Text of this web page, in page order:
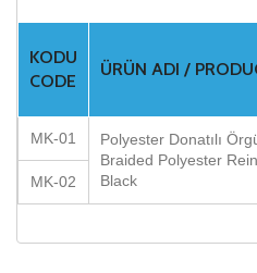
KODU
CODE
ÜRÜN ADI /
MK-01
Polyester Donatılı
Braided Polyester
Black
MK-02